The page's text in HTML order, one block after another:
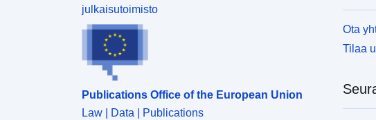
julkaisutoimisto
Publications Office of the European Union
Law | Data | Publications
Ota
Tilaa